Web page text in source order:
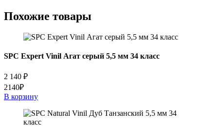
Похожие товары
SPC Expert Vinil Агат серый 5,5 мм 34 класс
2 140 ₽
2140₽
В корзину